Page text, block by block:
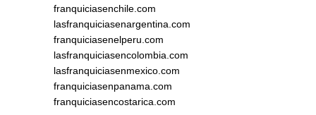
franquiciasenchile.com
lasfranquiciasenargentina.com
franquiciasenelperu.com
lasfranquiciasencolombia.com
lasfranquiciasenmexico.com
franquiciasenpanama.com
franquiciasencostarica.com